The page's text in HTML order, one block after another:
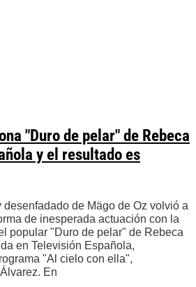
"Duro de pelar" de Rebeca
y el resultado es
desenfadado de Mägo de Oz volvió a
de inesperada actuación con la
popular "Duro de pelar" de Rebeca
en Televisión Española,
"Al cielo con ella",
En